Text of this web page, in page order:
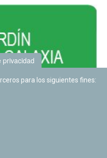
privacidad
para los siguientes fines: